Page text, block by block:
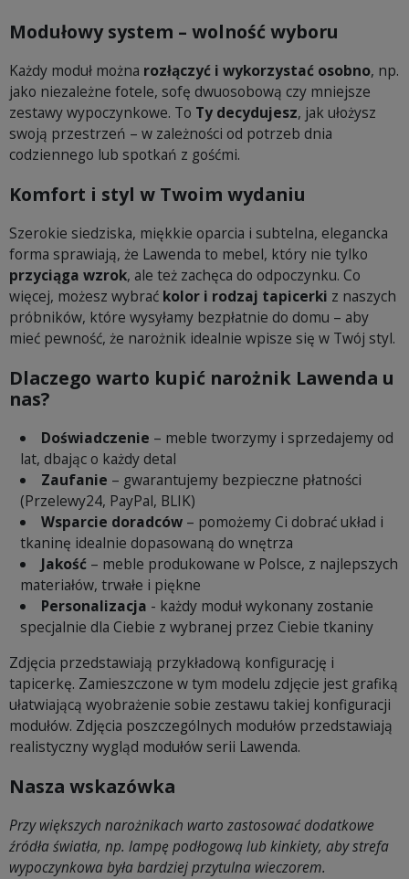
Modułowy system – wolność wyboru
Każdy moduł można rozłączyć i wykorzystać osobno, np.
jako niezależne fotele, sofę dwuosobową czy mniejsze
zestawy wypoczynkowe. To Ty decydujesz, jak ułożysz
swoją przestrzeń – w zależności od potrzeb dnia
codziennego lub spotkań z gośćmi.
Komfort i styl w Twoim wydaniu
Szerokie siedziska, miękkie oparcia i subtelna, elegancka
forma sprawiają, że Lawenda to mebel, który nie tylko
przyciąga wzrok, ale też zachęca do odpoczynku. Co
więcej, możesz wybrać kolor i rodzaj tapicerki z naszych
próbników, które wysyłamy bezpłatnie do domu – aby
mieć pewność, że narożnik idealnie wpisze się w Twój styl.
Dlaczego warto kupić narożnik Lawenda u
nas?
Doświadczenie – meble tworzymy i sprzedajemy od
lat, dbając o każdy detal
Zaufanie – gwarantujemy bezpieczne płatności
(Przelewy24, PayPal, BLIK)
Wsparcie doradców– pomożemy Ci dobrać układ i
tkaninę idealnie dopasowaną do wnętrza
Jakość– meble produkowane w Polsce, z najlepszych
materiałów, trwałe i piękne
Personalizacja - każdy moduł wykonany zostanie
specjalnie dla Ciebie z wybranej przez Ciebie tkaniny
Zdjęcia przedstawiają przykładową konfigurację i
tapicerkę. Zamieszczone w tym modelu zdjęcie jest grafiką
ułatwiającą wyobrażenie sobie zestawu takiej konfiguracji
modułów. Zdjęcia poszczególnych modułów przedstawiają
realistyczny wygląd modułów serii Lawenda.
Nasza wskazówka
Przy większych narożnikach warto zastosować dodatkowe
źródła światła, np. lampę podłogową lub kinkiety, aby strefa
wypoczynkowa była bardziej przytulna wieczorem.